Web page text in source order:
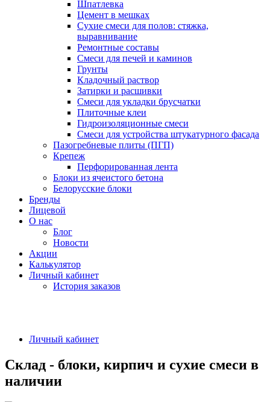
Шпатлевка
Цемент в мешках
Сухие смеси для полов: стяжка,
выравнивание
Ремонтные составы
Смеси для печей и каминов
Грунты
Кладочный раствор
Затирки и расшивки
Смеси для укладки брусчатки
Плиточные клеи
Гидроизоляционные смеси
Смеси для устройства штукатурного фасада
Пазогребневые плиты (ПГП)
Крепеж
Перфорированная лента
Блоки из ячеистого бетона
Белорусские блоки
Бренды
Лицевой
О нас
Блог
Новости
Акции
Калькулятор
Личный кабинет
История заказов
Личный кабинет
Склад - блоки, кирпич и сухие смеси в
наличии